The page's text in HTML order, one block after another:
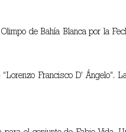
de Bahía Blanca por la
Francisco D’ Ángelo”.